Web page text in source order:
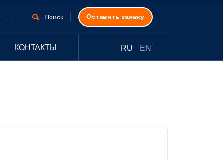
Поиск Оставить заявку
КОНТАКТЫ RU EN